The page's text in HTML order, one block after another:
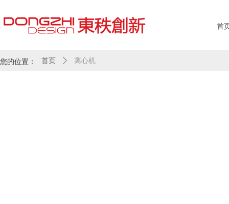
首
您的位置： 首页 ꄲ 离心机